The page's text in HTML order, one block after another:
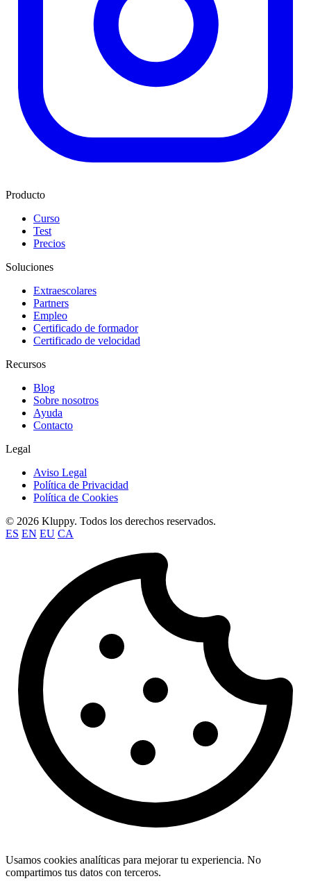
Producto
Curso
Test
Precios
Soluciones
Extraescolares
Partners
Empleo
Certificado de formador
Certificado de velocidad
Recursos
Blog
Sobre nosotros
Ayuda
Contacto
Legal
Aviso Legal
Política de Privacidad
Política de Cookies
© 2026 Kluppy. Todos los derechos reservados.
ES EN EU CA
Usamos cookies analíticas para mejorar tu experiencia. No
compartimos tus datos con terceros.